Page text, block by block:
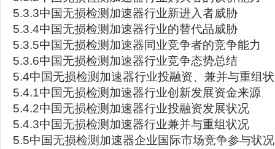
5.3.3中国无损检测加速器行业新进入者威胁
5.3.4中国无损检测加速器行业的替代品威胁
5.3.5中国无损检测加速器同业竞争者的竞争能力
5.3.6中国无损检测加速器行业竞争态势总结
5.4中国无损检测加速器行业投融资、兼并与重组
5.4.1中国无损检测加速器行业创新发展资金来源
5.4.2中国无损检测加速器行业投融资发展状况
5.4.3中国无损检测加速器行业兼并与重组状况
5.5中国无损检测加速器企业国际市场竞争参与状况